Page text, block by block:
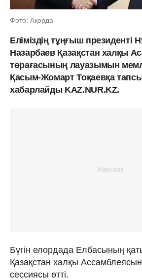
Фото: Ақорда
Еліміздің тұңғыш президенті
Назарбаев Қазақстан халқы
төрағасының лауазымын
Қасым-Жомарт Тоқаевқа
хабарлайды KAZ.NUR.KZ.
Бүгін елордада Елбасының
Қазақстан халқы
сессиясы өтті.